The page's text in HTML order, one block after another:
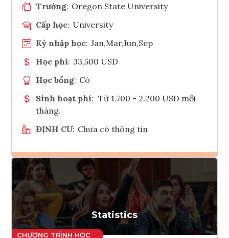
Trường: Oregon State University
Cấp học: University
Kỳ nhập học: Jan,Mar,Jun,Sep
Học phí: 33,500 USD
Học bổng: Có
Sinh hoạt phí: Từ 1.700 - 2.200 USD mỗi
tháng.
ĐỊNH CƯ: Chưa có thông tin
Ghi danh
Tham vấn Interlink
Statistics